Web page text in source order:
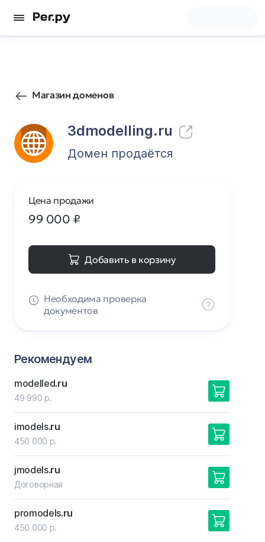
Магазин доменов
3dmodelling.ru
Домен продаётся
Цена продажи
99 000 ₽
Добавить в корзину
Необходима проверка
документов
Рекомендуем
modelled.ru
49 990 р.
imodels.ru
450 000 р.
jmodels.ru
Договорная
promodels.ru
450 000 р.